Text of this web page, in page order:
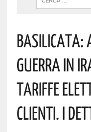
Basilicata:
Guerra In
Tariffe
Clienti. I